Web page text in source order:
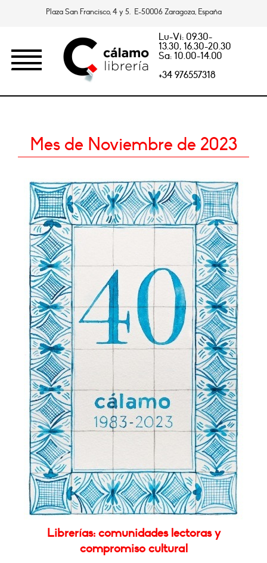
Plaza San Francisco, 4 y 5. E-50006 Zaragoza, España
Lu-Vi: 09.30-
13.30, 16.30-20.30
Sa: 10.00-14.00
+34 976557318
Mes de Noviembre de 2023
Librerías: comunidades lectoras y
compromiso cultural